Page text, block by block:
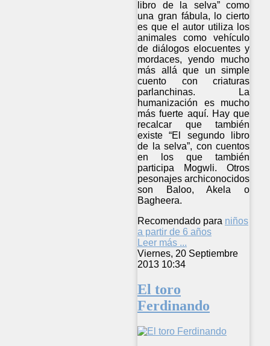
libro de la selva” como
una gran fábula, lo cierto
es que el autor utiliza los
animales como vehículo
de diálogos elocuentes y
mordaces, yendo mucho
más allá que un simple
cuento con criaturas
parlanchinas. La
humanización es mucho
más fuerte aquí. Hay que
recalcar que también
existe “El segundo libro
de la selva”, con cuentos
en los que también
participa Mogwli. Otros
pesonajes archiconocidos
son Baloo, Akela o
Bagheera.
Recomendado para niños
a partir de 6 años
Leer más ...
Viernes, 20 Septiembre
2013 10:34
El toro
Ferdinando